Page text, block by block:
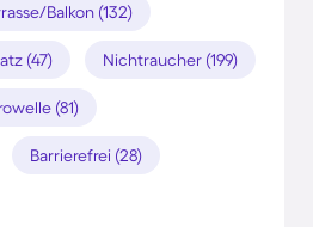
Balkon (132)
(47) Nichtraucher (199)
(81)
Barrierefrei (28)